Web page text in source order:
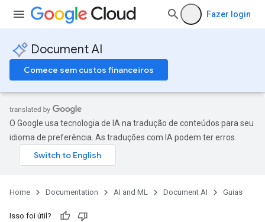
Fazer login
Document AI
Comece sem custos financeiros
O Google usa tecnologia de IA na tradução de conteúdos para seu
idioma de preferência. As traduções com IA podem ter erros.
Home Documentation AI and ML Document AI Guias
Isso foi útil?